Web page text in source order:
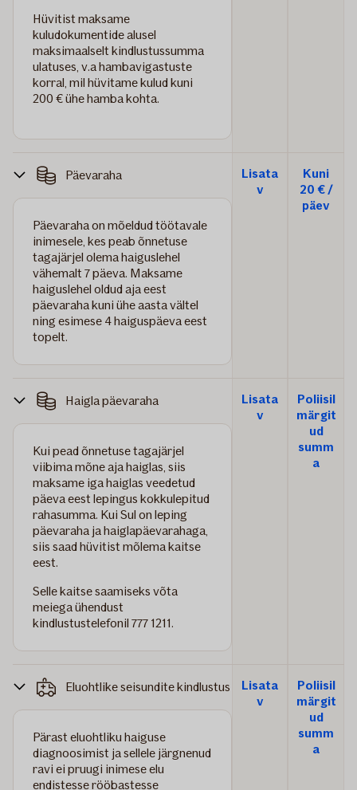
Hüvitist maksame
kuludokumentide alusel
maksimaalselt kindlustussumma
ulatuses, v.a hambavigastuste
korral, mil hüvitame kulud kuni
200 € ühe hamba kohta.
Päevaraha
Päevaraha on mõeldud töötavale
inimesele, kes peab õnnetuse
tagajärjel olema haiguslehel
vähemalt 7 päeva. Maksame
haiguslehel oldud aja eest
päevaraha kuni ühe aasta vältel
ning esimese 4 haiguspäeva eest
topelt.
Lisata
v
Kuni
20 € /
päev
Haigla päevaraha
Kui pead õnnetuse tagajärjel
viibima mõne aja haiglas, siis
maksame iga haiglas veedetud
päeva eest lepingus kokkulepitud
rahasumma. Kui Sul on leping
päevaraha ja haiglapäevarahaga,
siis saad hüvitist mõlema kaitse
eest.
Selle kaitse saamiseks võta
meiega ühendust
kindlustustelefonil 777 1211.
Lisata
v
Poliisil
märgit
ud
summ
a
Eluohtlike seisundite kindlustus
Pärast eluohtliku haiguse
diagnoosimist ja sellele järgnenud
ravi ei pruugi inimese elu
endistesse rööbastesse
Lisata
v
Poliisil
märgit
ud
summ
a